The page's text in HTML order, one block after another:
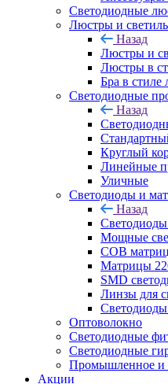
Светодиодные
Люстры и
Назад
Люстры и
Люстры в
Бра в стиле
Светодиодные
Назад
Круглый
Линейные
Уличные
Светодиоды и
Назад
Мощные
COB
Матрицы
SMD
Линзы для
Оптоволокно
Светодиодные
Светодиодные
Промышленное и
Акции